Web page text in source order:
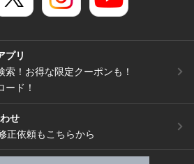
プリ
索！お得な限定クーポンも！
ード！
せ
正依頼もこちらから